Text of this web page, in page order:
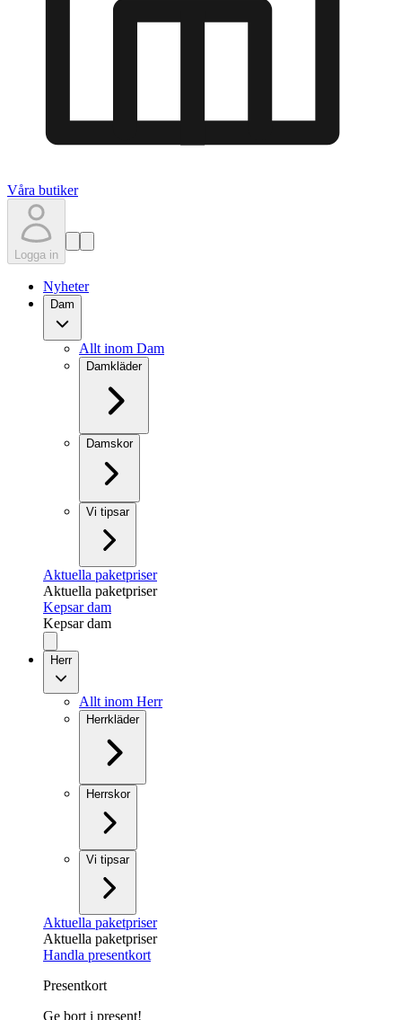
Våra butiker
Logga in
Nyheter
Dam
Allt inom Dam
Damkläder
Damskor
Vi tipsar
Aktuella paketpriser
Aktuella paketpriser
Kepsar dam
Kepsar dam
Herr
Allt inom Herr
Herrkläder
Herrskor
Vi tipsar
Aktuella paketpriser
Aktuella paketpriser
Handla presentkort
Presentkort
Ge bort i present!